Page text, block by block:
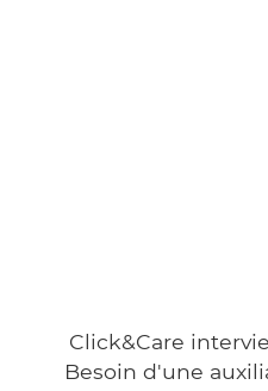
Click&Care
Besoin d'une